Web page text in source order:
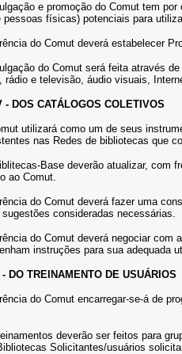
e promoção do Comut tem
pessoas físicas) potenciais para
do Comut deverá estabelecer
do Comut será feita através
rádio e televisão, áudio visuais,
- DOS CATÁLOGOS COLETIVOS
utilizará como um de seus
nas Redes de bibliotecas que
Base deverão atualizar, com
ao Comut.
do Comut deverá fazer uma
consideradas necessárias.
do Comut deverá negociar com
instruções para sua adequada
DO TREINAMENTO DE USUÁRIOS
do Comut encarregar-se-á de
deverão ser feitos para
Solicitantes/usuários